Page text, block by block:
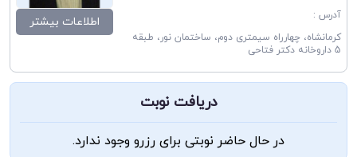
آدرس :
کرمانشاه، چهارراه سیمتری دوم، ساختمان نور، طبقه
5 داروخانه دکتر فتاحی
اطلاعات بیشتر
دریافت نوبت
در حال حاضر نوبتی برای رزرو وجود ندارد.